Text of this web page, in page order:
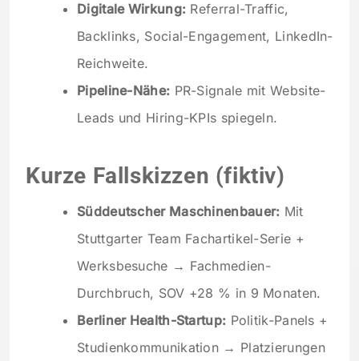
Digitale Wirkung: Referral-Traffic,
Backlinks, Social-Engagement, LinkedIn-
Reichweite.
Pipeline-Nähe: PR-Signale mit Website-
Leads und Hiring-KPIs spiegeln.
Kurze Fallskizzen (fiktiv)
Süddeutscher Maschinenbauer: Mit
Stuttgarter Team Fachartikel-Serie +
Werksbesuche → Fachmedien-
Durchbruch, SOV +28 % in 9 Monaten.
Berliner Health-Startup: Politik-Panels +
Studienkommunikation → Platzierungen